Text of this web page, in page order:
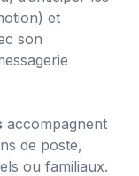
et
son
accompagnent
de poste,
ou familiaux.